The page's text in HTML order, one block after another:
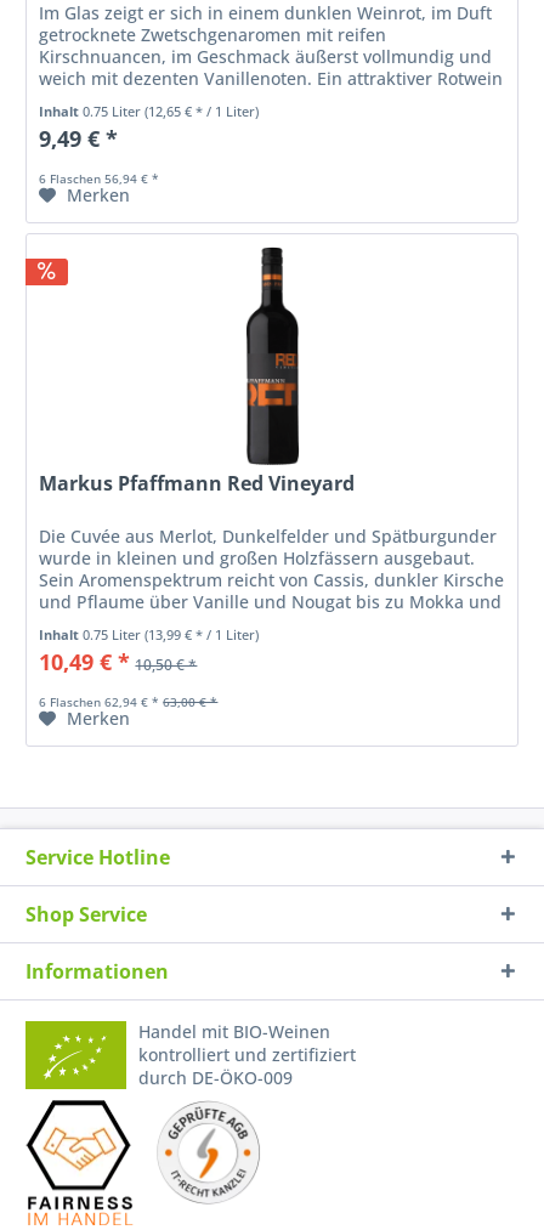
Im Glas zeigt er sich in einem dunklen Weinrot, im Duft
getrocknete Zwetschgenaromen mit reifen
Kirschnuancen, im Geschmack äußerst vollmundig und
weich mit dezenten Vanillenoten. Ein attraktiver Rotwein
mit reifer Frucht und...
Inhalt0.75 Liter(12,65 € * / 1 Liter)
9,49 € *
6 Flaschen 56,94 € *
Merken
Markus Pfaffmann Red Vineyard
Die Cuvée aus Merlot, Dunkelfelder und Spätburgunder
wurde in kleinen und großen Holzfässern ausgebaut.
Sein Aromenspektrum reicht von Cassis, dunkler Kirsche
und Pflaume über Vanille und Nougat bis zu Mokka und
Tabak. Sein fester...
Inhalt0.75 Liter(13,99 € * / 1 Liter)
10,49 € * 10,50 € *
6 Flaschen 62,94 € * 63,00 € *
Merken
Service Hotline
Shop Service
Informationen
Handel mit BIO-Weinen
kontrolliert und zertifiziert
durch DE-ÖKO-009